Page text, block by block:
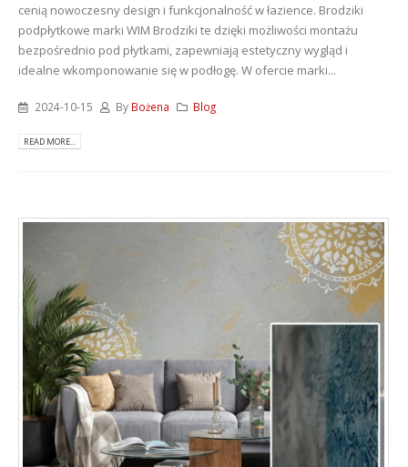
cenią nowoczesny design i funkcjonalność w łazience. Brodziki
podpłytkowe marki WIM Brodziki te dzięki możliwości montażu
bezpośrednio pod płytkami, zapewniają estetyczny wygląd i
idealne wkomponowanie się w podłogę. W ofercie marki...
2024-10-15 By Bożena Blog
READ MORE...